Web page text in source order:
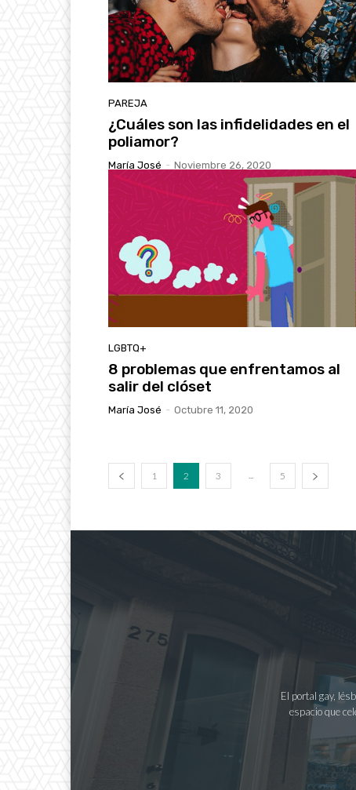
PAREJA
¿Cuáles son las infidelidades en el
poliamor?
María José - Noviembre 26, 2020
LGBTQ+
8 problemas que enfrentamos al
salir del clóset
María José - Octubre 11, 2020
1 2 3 ... 5
El portal gay,
espacio que